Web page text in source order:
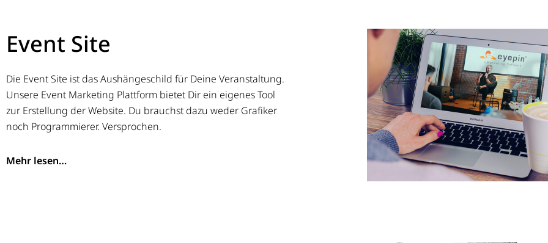
Event Site
Die Event Site ist das Aushängeschild für Deine Veranstaltung.
Unsere Event Marketing Plattform bietet Dir ein eigenes Tool
zur Erstellung der Website. Du brauchst dazu weder Grafiker
noch Programmierer. Versprochen.
Mehr lesen…